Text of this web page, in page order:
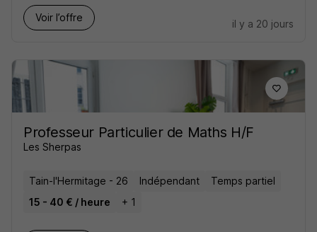
Voir l’offre
il y a 20 jours
Professeur Particulier de Maths H/F
Les Sherpas
Tain-l'Hermitage - 26 Indépendant
Temps partiel
15 - 40 € / heure
+ 1